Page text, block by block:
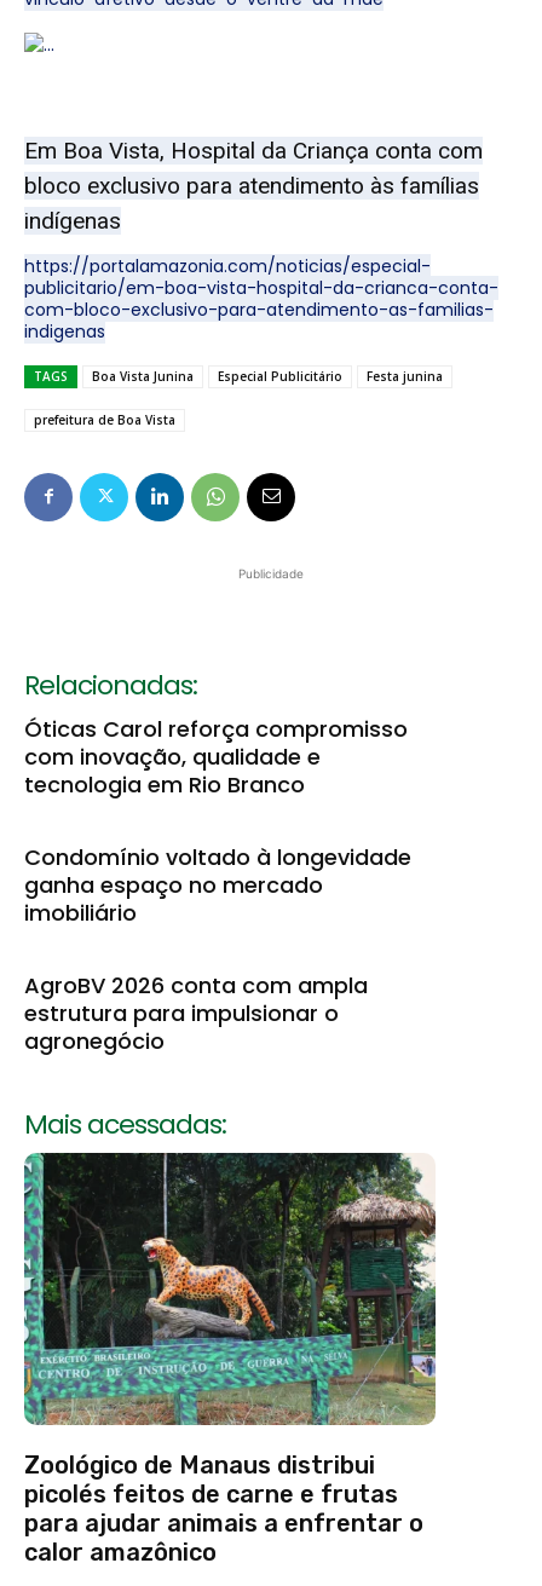
Em Boa Vista, Hospital da Criança conta com
bloco exclusivo para atendimento às famílias
indígenas
https://portalamazonia.com/noticias/especial-
publicitario/em-boa-vista-hospital-da-crianca-conta-
com-bloco-exclusivo-para-atendimento-as-familias-
indigenas
TAGS Boa Vista Junina Especial Publicitário Festa junina
prefeitura de Boa Vista
Publicidade
Relacionadas:
Óticas Carol reforça compromisso
com inovação, qualidade e
tecnologia em Rio Branco
Condomínio voltado à longevidade
ganha espaço no mercado
imobiliário
AgroBV 2026 conta com ampla
estrutura para impulsionar o
agronegócio
Mais acessadas:
Zoológico de Manaus distribui
picolés feitos de carne e frutas
para ajudar animais a enfrentar o
calor amazônico